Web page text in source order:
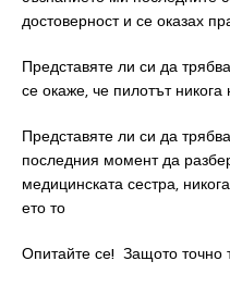
достоверност и се оказах
Представяте ли си да
се окаже, че пилотът
Представяте ли си да
последния момент да
медицинската сестра,
ето то
Опитайте се! Защото точно